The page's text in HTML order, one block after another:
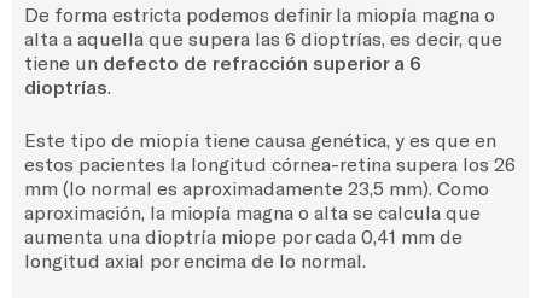
De forma estricta podemos definir la miopía magna o
alta a aquella que supera las 6 dioptrías, es decir, que
tiene un defecto de refracción superior a 6
dioptrías
Este tipo de miopía tiene causa genética, y es que en
estos pacientes la longitud córnea-retina supera los 26
mm (lo normal es aproximadamente 23,5 mm). Como
aproximación, la miopía magna o alta se calcula que
aumenta una dioptría miope por cada 0,41 mm de
longitud axial por encima de lo normal.